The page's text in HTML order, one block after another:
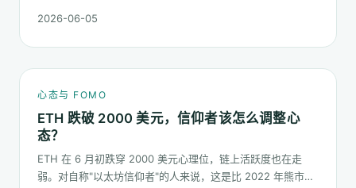
2026-06-05
心态与 FOMO
ETH 跌破 2000 美元，信仰者该怎么调整心
态？
ETH 在 6 月初跌穿 2000 美元心理位，链上活跃度也在走
弱。对自称"以太坊信仰者"的人来说，这是比 2022 年熊市更